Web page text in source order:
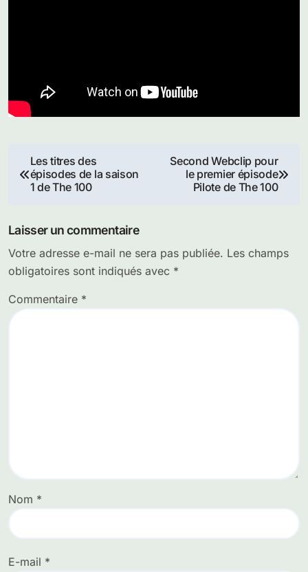
Navigation
de
l’article
Les titres des
épisodes de la saison
1 de The 100
Second Webclip pour
le premier épisode
Pilote de The 100
Laisser un commentaire
Votre adresse e-mail ne sera pas publiée. Les champs
obligatoires sont indiqués avec *
Commentaire *
Nom *
E-mail *